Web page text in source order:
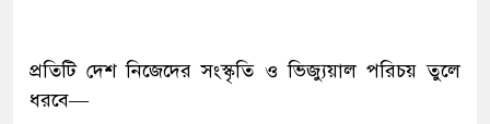
প্রতিটি দেশ নিজেদের সংস্কৃতি ও ভিজ্যুয়াল পরিচয় তুলে
ধরবে—